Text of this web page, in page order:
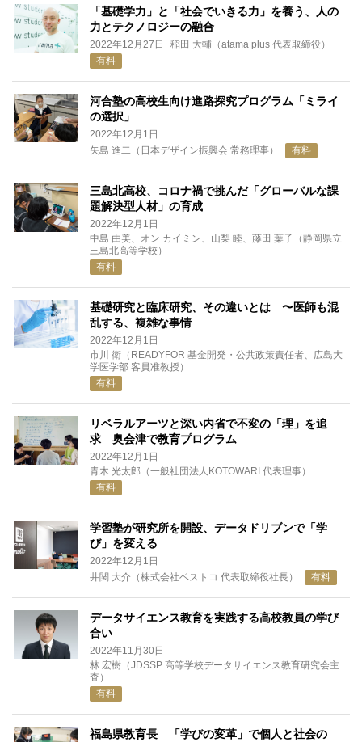
「基礎学力」と「社会でいきる力」を養う、人の
力とテクノロジーの融合
2022年12月27日
稲田 大輔（atama plus 代表取締役）
有料
河合塾の高校生向け進路探究プログラム「ミライ
の選択」
2022年12月1日
矢島 進二（日本デザイン振興会 常務理事）
有料
三島北高校、コロナ禍で挑んだ「グローバルな課
題解決型人材」の育成
2022年12月1日
中島 由美、オン カイミン、山梨 睦、藤田 葉子（静岡県立
三島北高等学校）
有料
基礎研究と臨床研究、その違いとは 〜医師も混
乱する、複雑な事情
2022年12月1日
市川 衛（READYFOR 基金開発・公共政策責任者、広島大
学医学部 客員准教授）
有料
リベラルアーツと深い内省で不変の「理」を追
求 奥会津で教育プログラム
2022年12月1日
青木 光太郎（一般社団法人KOTOWARI 代表理事）
有料
学習塾が研究所を開設、データドリブンで「学
び」を変える
2022年12月1日
井関 大介（株式会社ベストコ 代表取締役社長）
有料
データサイエンス教育を実践する高校教員の学び
合い
2022年11月30日
林 宏樹（JDSSP 高等学校データサイエンス教育研究会主
査）
有料
福島県教育長 「学びの変革」で個人と社会の